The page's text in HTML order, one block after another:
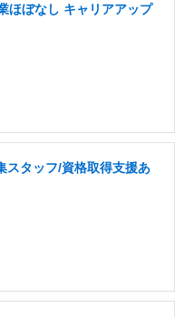
ほぼなし キャリアアップ
スタッフ/資格取得支援あ